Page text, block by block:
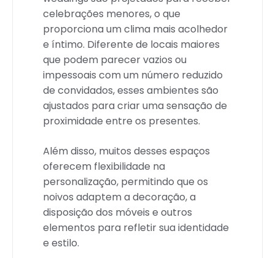
celebrações menores, o que
proporciona um clima mais acolhedor
e íntimo. Diferente de locais maiores
que podem parecer vazios ou
impessoais com um número reduzido
de convidados, esses ambientes são
ajustados para criar uma sensação de
proximidade entre os presentes.
Além disso, muitos desses espaços
oferecem flexibilidade na
personalização, permitindo que os
noivos adaptem a decoração, a
disposição dos móveis e outros
elementos para refletir sua identidade
e estilo.